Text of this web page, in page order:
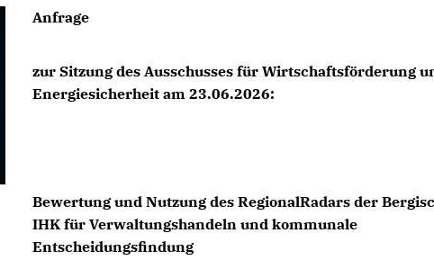
Anfrage
zur Sitzung des Ausschusses für Wirtschaftsförderung
Energiesicherheit am 23.06.2026:
Bewertung und Nutzung des RegionalRadars der
IHK für Verwaltungshandeln und kommunale
Entscheidungsfindung